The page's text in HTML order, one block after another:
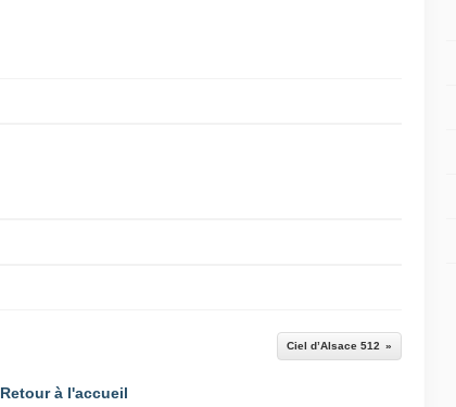
Ciel d’Alsace 512
Retour à l'accueil